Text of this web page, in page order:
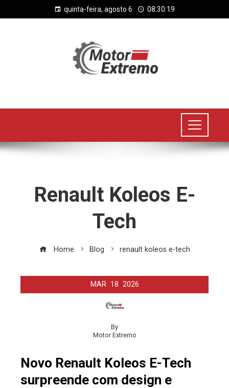
quinta-feira, agosto 6 08:30:19
Renault Koleos E-
Tech
Home Blog renault koleos e-tech
MAR 18 2026
By
Motor Extremo
Novo Renault Koleos E-Tech
surpreende com design e